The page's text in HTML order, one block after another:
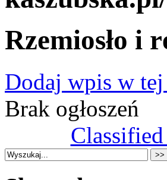
Rzemiosło i
Dodaj wpis w
Brak ogłoszeń